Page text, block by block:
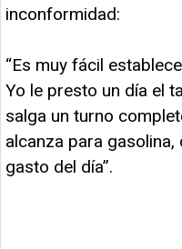
inconformidad:
“Es muy fácil
Yo le presto un día el
salga un turno
alcanza para
gasto del día”.